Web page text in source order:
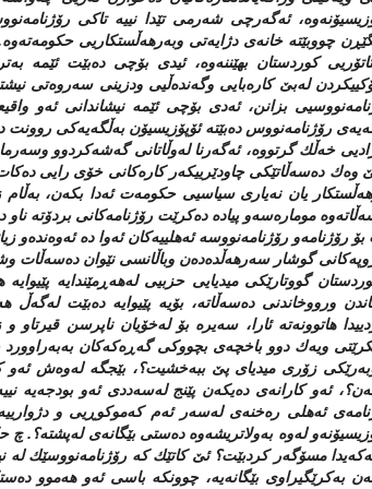
ئه‌گه‌رچی شه‌رمی تێدا نییه‌ تاكی
چووبێته‌ خانه‌ی دژایه‌تی وبه‌رهه‌ڵستكاریی
كوردستان بهێننه‌وه‌، ئیدی بۆچی ده‌بێت ئێمه‌
له‌بێ كاره‌بایی وگه‌نده‌ڵیی ودزینی سه‌روه‌تی
بزانن، ئه‌دی بۆچی ئێمه‌ نیشاندانی ئه‌و
رۆژنامه‌نووس ده‌بێته‌ ئۆپۆزیسیۆن به‌ڵگه‌یه‌كی روونت
خه‌ڵك گرتووه‌، ئه‌گه‌رنا له‌وڵاتانی گه‌شه‌كردوو
وه‌ك ده‌سه‌ڵاتێكی چاودێرییكه‌ر كاره‌كانی خۆی رایی
یان نه‌یاری سیاسیی حكومه‌ت ئه‌دا بكه‌ن،
موماره‌سه‌و پیاده‌ ده‌كرێت رۆژنامه‌كانی بردۆته‌
بۆ رۆژنامه‌و رۆژنامه‌نووسه‌ ئه‌هلییه‌كان ئه‌وا ده‌ ئه‌وه‌نده‌و
گوشار سه‌رهه‌ڵده‌ده‌ن وباڵانسی نێوان ده‌سه‌ڵات
گووتارێكی میدیایی حزبیی له‌هه‌ڕمێندایه‌
ورووخاندنی ده‌سه‌ڵاته‌، بۆیه‌ پێیوایه‌ ده‌بێت
هاتوونه‌ته‌ ئارا، سه‌یره‌ بۆ له‌خۆیان ناپرسن
ویه‌ك دوو باخچه‌ی بچووكی گه‌ڕه‌كه‌كان
زۆری میدیای پێ ببه‌خشیت؟، بێجگه‌ له‌وه‌ش
ئه‌و كارانه‌ی ده‌یكه‌ن پێنج له‌سه‌ددی ئه‌و بودجه‌یه‌
ئه‌هلی ره‌خنه‌ی له‌سه‌ر ئه‌م كه‌موكوڕیی و
له‌وه‌ به‌ولاتریشه‌وه‌ ده‌ستی بێگانه‌ی له‌پشته‌؟.
مسۆگه‌ر كردبێت؟ ئێ كاتێك كه‌ رۆژنامه‌نووسێك له‌
به‌كرێگیراوی بێگانه‌یه‌، چوونكه‌ باسی ئه‌و هه‌موو